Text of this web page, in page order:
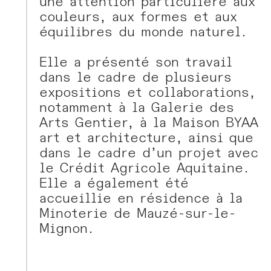
couleurs, aux formes et aux
équilibres du monde naturel.
Elle a présenté son travail
dans le cadre de plusieurs
expositions et collaborations,
notamment à la Galerie des
Arts Gentier, à la Maison BYAA
art et architecture, ainsi que
dans le cadre d’un projet avec
le Crédit Agricole Aquitaine.
Elle a également été
accueillie en résidence à la
Minoterie de Mauzé-sur-le-
Mignon.